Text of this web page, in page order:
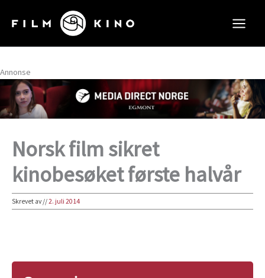
rett
innholdet
Annonse
Norsk film sikret
kinobesøket første halvår
Skrevet av//2. juli 2014